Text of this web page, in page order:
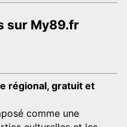
sur My89.fr
régional, gratuit et
comme une